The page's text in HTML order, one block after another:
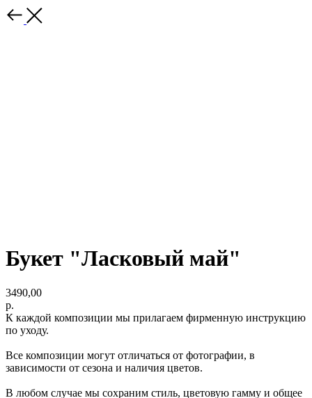
Букет "Ласковый май"
3490,00
р.
К каждой композиции мы прилагаем фирменную инструкцию
по уходу.
Все композиции могут отличаться от фотографии, в
зависимости от сезона и наличия цветов.
В любом случае мы сохраним стиль, цветовую гамму и общее